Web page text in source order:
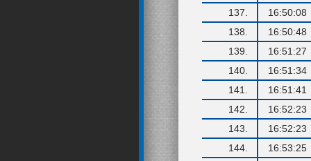
137.
16:50:08
138.
16:50:48
139.
16:51:27
140.
16:51:34
141.
16:51:41
142.
16:52:23
143.
16:52:23
144.
16:53:25